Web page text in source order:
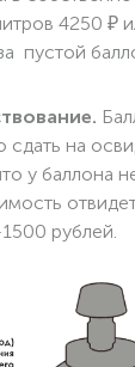
4250 ₽
пустой
на
у баллона
рублей.